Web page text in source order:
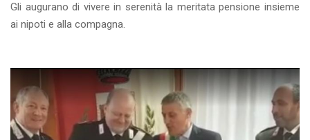
Gli augurano di vivere in serenità la meritata pensione insieme
ai nipoti e alla compagna.